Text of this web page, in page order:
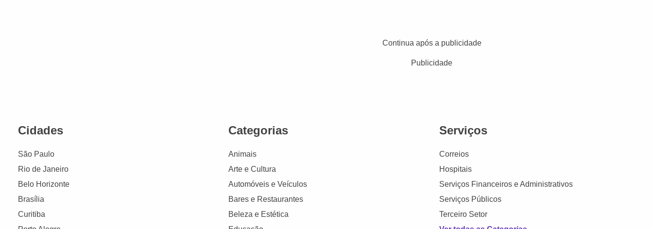
Continua após a publicidade
Publicidade
Cidades
São Paulo
Rio de Janeiro
Belo Horizonte
Brasília
Curitiba
Categorias
Animais
Arte e Cultura
Automóveis e Veículos
Bares e Restaurantes
Beleza e Estética
Serviços
Correios
Hospitais
Serviços Financeiros e Administrativos
Serviços Públicos
Terceiro Setor